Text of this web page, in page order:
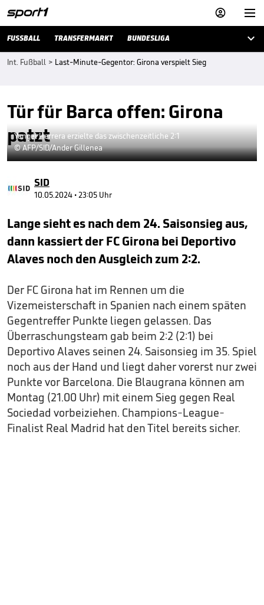


FUSSBALL TRANSFERMARKT BUNDESLIGA 
Int. Fußball > Last-Minute-Gegentor: Girona verspielt Sieg
Tür für Barca offen: Girona
patzt
Yangel Herrera erzielte das zwischenzeitliche 2:1
© AFP/SID/Ander Gillenea
SID
10.05.2024 • 23:05 Uhr
Lange sieht es nach dem 24. Saisonsieg aus,
dann kassiert der FC Girona bei Deportivo
Alaves noch den Ausgleich zum 2:2.
Der FC Girona hat im Rennen um die
Vizemeisterschaft in Spanien nach einem späten
Gegentreffer Punkte liegen gelassen. Das
Überraschungsteam gab beim 2:2 (2:1) bei
Deportivo Alaves seinen 24. Saisonsieg im 35. Spiel
noch aus der Hand und liegt daher vorerst nur zwei
Punkte vor Barcelona. Die Blaugrana können am
Montag (21.00 Uhr) mit einem Sieg gegen Real
Sociedad vorbeiziehen. Champions-League-
Finalist Real Madrid hat den Titel bereits sicher.